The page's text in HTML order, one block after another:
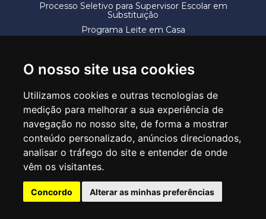
O nosso site usa cookies
Utilizamos cookies e outras tecnologias de
medição para melhorar a sua experiência de
navegação no nosso site, de forma a mostrar
conteúdo personalizado, anúncios direcionados,
analisar o tráfego do site e entender de onde
vêm os visitantes.
Concordo Alterar as minhas preferências
Processo Seletivo para Supervisor Escolar em
Substituição
Programa Leite em Casa
SECRETARIA DE EDUCAÇÃO
Rua Claudino Barbosa, 313 - Macedo - Guarulhos/SP CEP 07113-040
Central de Atendimento: *55 11 2475-7300